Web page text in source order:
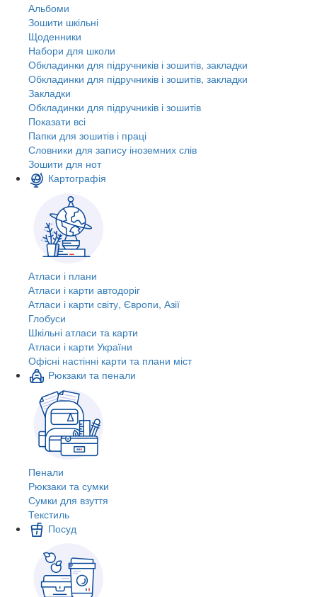
Альбоми
Зошити шкільні
Щоденники
Набори для школи
Обкладинки для підручників і зошитів, закладки
Обкладинки для підручників і зошитів, закладки
Закладки
Обкладинки для підручників і зошитів
Показати всі
Папки для зошитів і праці
Словники для запису іноземних слів
Зошити для нот
Картографія
Атласи і плани
Атласи і карти автодоріг
Атласи і карти світу, Європи, Азії
Глобуси
Шкільні атласи та карти
Атласи і карти України
Офісні настінні карти та плани міст
Рюкзаки та пенали
Пенали
Рюкзаки та сумки
Сумки для взуття
Текстиль
Посуд